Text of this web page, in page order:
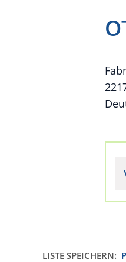
LISTE SPEICHERN: